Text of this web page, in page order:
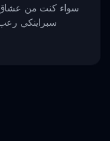
سواء كنت من عشاق
سبراينكي